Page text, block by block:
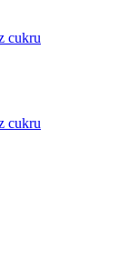
cukru
cukru